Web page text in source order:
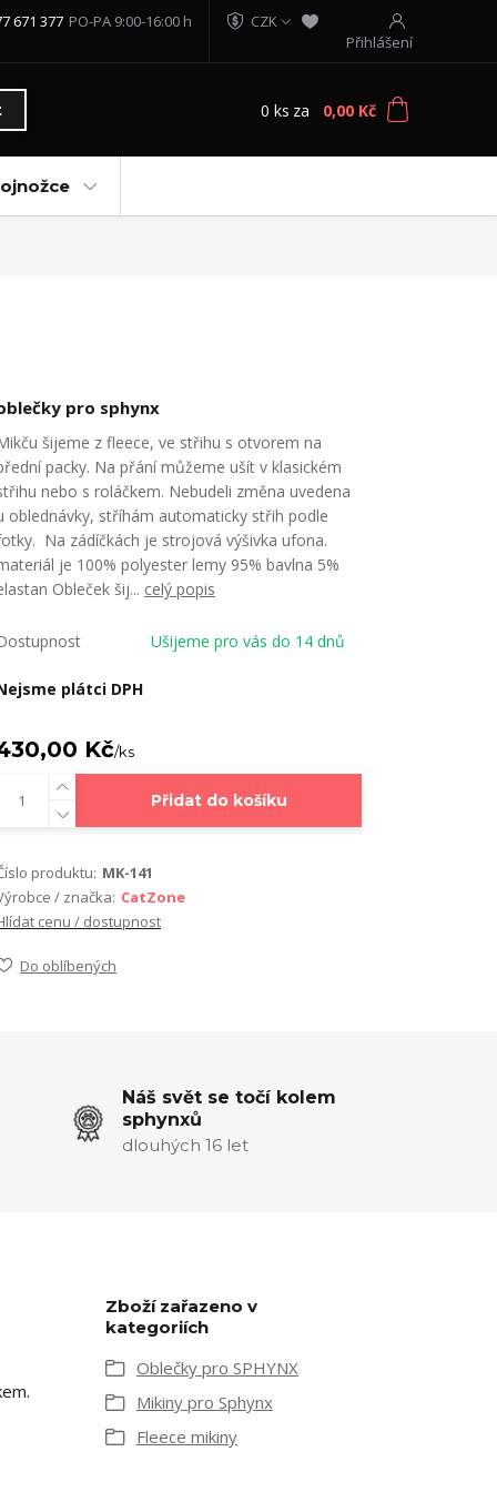
CZK
Přihlášení
671 377 PO-PA 9:00-16:00 h
0 ks za 0,00 Kč
pro sphynx
šijeme z fleece, ve střihu s otvorem na
packy. Na přání můžeme ušít v klasickém
nebo s roláčkem. Nebudeli změna uvedena
oblednávky, stříhám automaticky střih podle
Na zádíčkách je strojová výšivka ufona.
je 100% polyester lemy 95% bavlna 5%
Obleček šij... celý popis
Ušijeme pro vás do 14 dnů
plátci DPH
Kč/ks
Přidat do košíku
produktu: MK-141
/ značka: CatZone
cenu / dostupnost
Do oblíbených
Náš svět se točí kolem
sphynxů
dlouhých 16 let
Zboží zařazeno v
kategoriích
Oblečky pro SPHYNX
Mikiny pro Sphynx
Fleece mikiny